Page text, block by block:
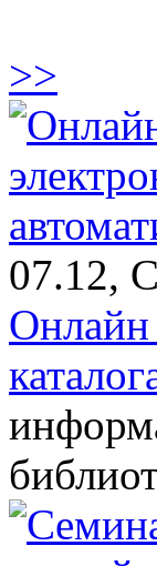
>>
07.12,
Онлайн